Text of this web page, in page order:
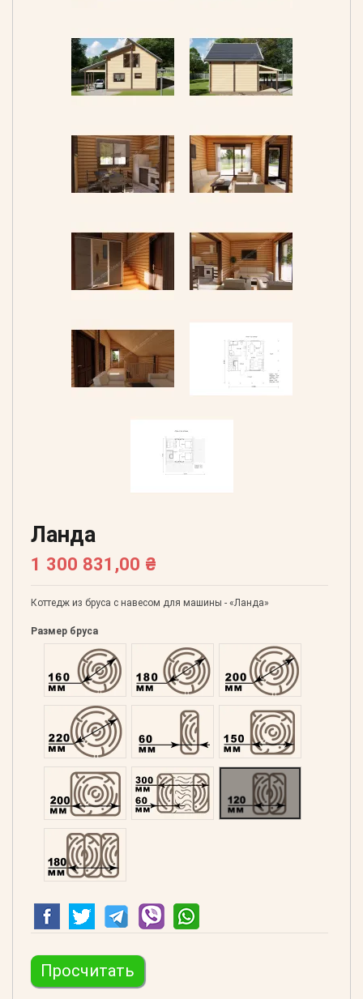
Ланда
1 300 831,00 ₴
Коттедж из бруса с навесом для машины - «Ланда»
Размер бруса
Оцилиндрованний 160Оцилиндрованний 180Оцилиндрованний
Оцилиндрованний 220Профилированний 60Профилированний
Профилированний 200Двойной 300 Клееный 120
Клееный 180
Просчитать